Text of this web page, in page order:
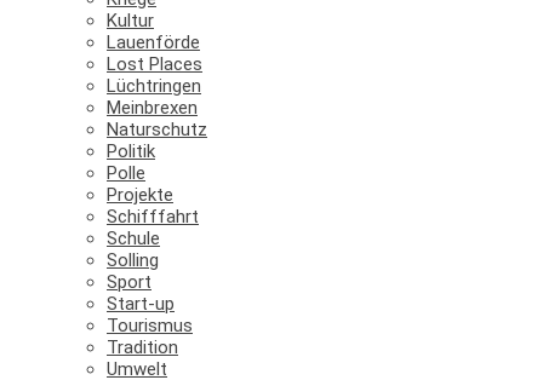
Kultur
Lauenförde
Lost Places
Lüchtringen
Meinbrexen
Naturschutz
Politik
Polle
Projekte
Schifffahrt
Schule
Solling
Sport
Start-up
Tourismus
Tradition
Umwelt